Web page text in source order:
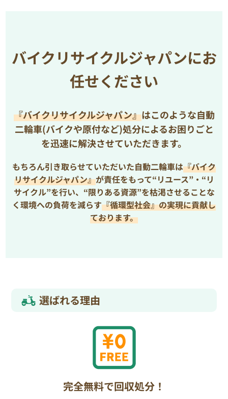
バイクリサイクルジャパンにお
任せください
『バイクリサイクルジャパン』はこのような自動
二輪車(バイクや原付など)処分によるお困りごと
を迅速に解決させていただきます。
もちろん引き取らせていただいた自動二輪車は『バイク
リサイクルジャパン』が責任をもって“リユース”・“リ
サイクル”を行い、 “限りある資源”を枯渇させることな
く環境への負荷を減らす『循環型社会』の実現に貢献し
ております。
選ばれる理由
完全無料で回収処分！